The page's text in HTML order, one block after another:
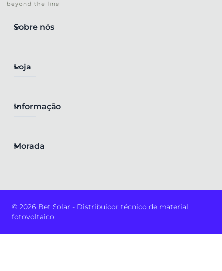
Sobre nós
Loja
Informação
Morada
© 2026 Bet Solar - Distribuidor técnico de material
fotovoltaico